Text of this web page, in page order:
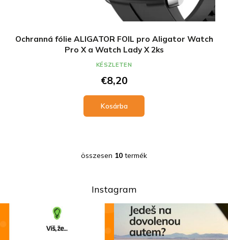
Ochranná fólie ALIGATOR FOIL pro Aligator Watch
Pro X a Watch Lady X 2ks
€8,20
Kosárba
KÉSZLETEN
L
t
a
n
összesen 10 termék
Instagram